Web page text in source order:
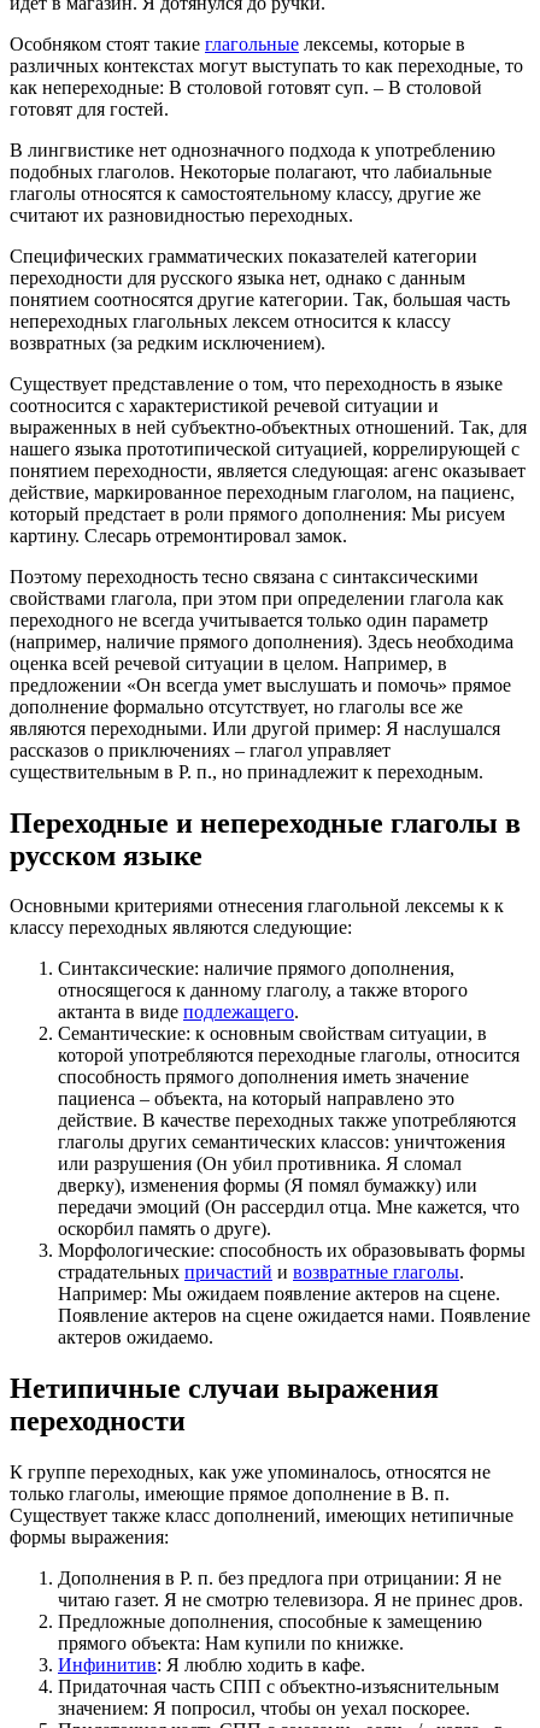
Особняком стоят такие глагольные лексемы, которые в
различных контекстах могут выступать то как переходные, то
как непереходные: В столовой готовят суп. – В столовой
готовят для гостей.
В лингвистике нет однозначного подхода к употреблению
подобных глаголов. Некоторые полагают, что лабиальные
глаголы относятся к самостоятельному классу, другие же
считают их разновидностью переходных.
Специфических грамматических показателей категории
переходности для русского языка нет, однако с данным
понятием соотносятся другие категории. Так, большая часть
непереходных глагольных лексем относится к классу
возвратных (за редким исключением).
Существует представление о том, что переходность в языке
соотносится с характеристикой речевой ситуации и
выраженных в ней субъектно-объектных отношений. Так, для
нашего языка прототипической ситуацией, коррелирующей с
понятием переходности, является следующая: агенс оказывает
действие, маркированное переходным глаголом, на пациенс,
который предстает в роли прямого дополнения: Мы рисуем
картину. Слесарь отремонтировал замок.
Поэтому переходность тесно связана с синтаксическими
свойствами глагола, при этом при определении глагола как
переходного не всегда учитывается только один параметр
(например, наличие прямого дополнения). Здесь необходима
оценка всей речевой ситуации в целом. Например, в
предложении «Он всегда умет выслушать и помочь» прямое
дополнение формально отсутствует, но глаголы все же
являются переходными. Или другой пример: Я наслушался
рассказов о приключениях – глагол управляет
существительным в Р. п., но принадлежит к переходным.
Переходные и непереходные глаголы в
русском языке
Основными критериями отнесения глагольной лексемы к к
классу переходных являются следующие:
Синтаксические: наличие прямого дополнения,
относящегося к данному глаголу, а также второго
актанта в виде подлежащего.
Семантические: к основным свойствам ситуации, в
которой употребляются переходные глаголы, относится
способность прямого дополнения иметь значение
пациенса – объекта, на который направлено это
действие. В качестве переходных также употребляются
глаголы других семантических классов: уничтожения
или разрушения (Он убил противника. Я сломал
дверку), изменения формы (Я помял бумажку) или
передачи эмоций (Он рассердил отца. Мне кажется, что
оскорбил память о друге).
Морфологические: способность их образовывать формы
страдательных причастий и возвратные глаголы.
Например: Мы ожидаем появление актеров на сцене.
Появление актеров на сцене ожидается нами. Появление
актеров ожидаемо.
Нетипичные случаи выражения
переходности
К группе переходных, как уже упоминалось, относятся не
только глаголы, имеющие прямое дополнение в В. п.
Существует также класс дополнений, имеющих нетипичные
формы выражения:
Дополнения в Р. п. без предлога при отрицании: Я не
читаю газет. Я не смотрю телевизора. Я не принес дров.
Предложные дополнения, способные к замещению
прямого объекта: Нам купили по книжке.
Инфинитив: Я люблю ходить в кафе.
Придаточная часть СПП с объектно-изъяснительным
значением: Я попросил, чтобы он уехал поскорее.